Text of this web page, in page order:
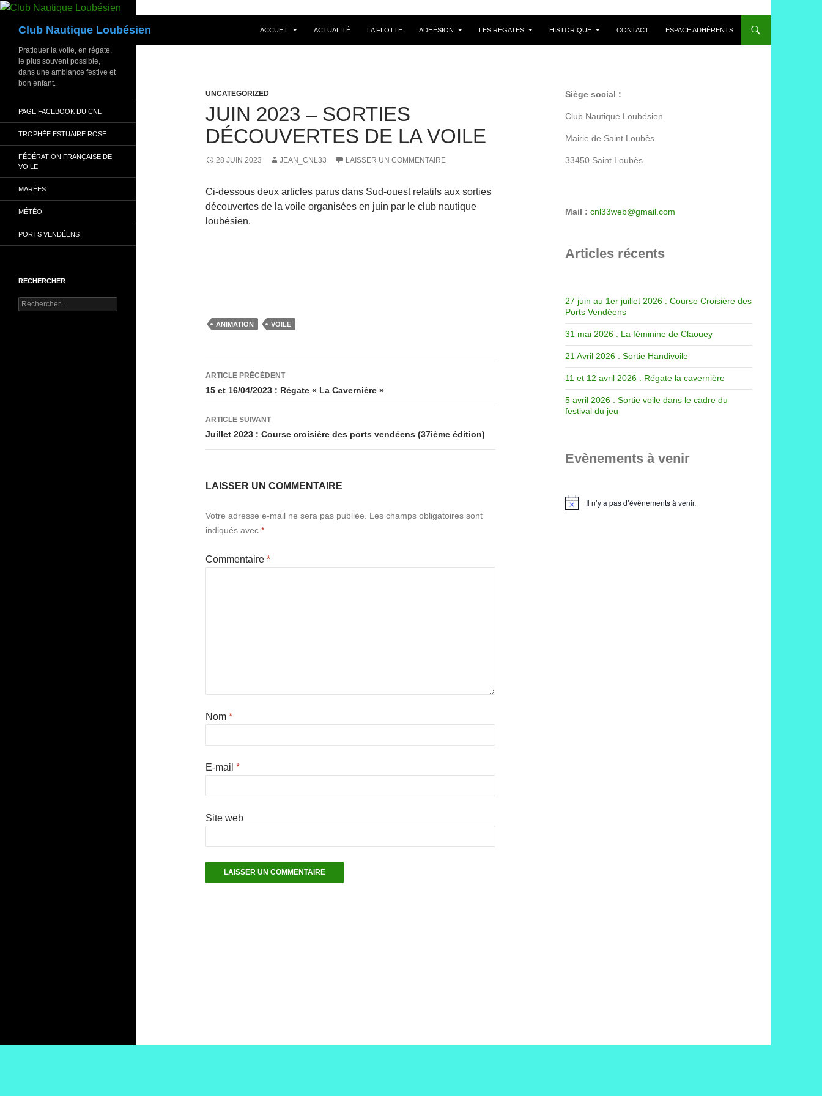
Aller
contenuClub Nautique Loubésien ACCUEIL ACTUALITÉ LA FLOTTE ADHÉSION LES RÉGATES HISTORIQUE CONTACT ESPACE ADHÉRENTS
UNCATEGORIZED
JUIN 2023 – SORTIES
DÉCOUVERTES DE LA VOILE
28 JUIN 2023 JEAN_CNL33 LAISSER UN COMMENTAIRE
Ci-dessous deux articles parus dans Sud-ouest relatifs aux sorties
découvertes de la voile organisées en juin par le club nautique
loubésien.
ANIMATION VOILE
Navigation
des
articles
ARTICLE PRÉCÉDENT
15 et 16/04/2023 : Régate « La Cavernière »
ARTICLE SUIVANT
Juillet 2023 : Course croisière des ports vendéens (37ième édition)
LAISSER UN COMMENTAIRE
Votre adresse e-mail ne sera pas publiée.
Les champs obligatoires sont
indiqués avec *
Commentaire *
Nom *
E-mail *
Site web
Siège social :
Club Nautique Loubésien
Mairie de Saint Loubès
33450 Saint Loubès
Mail : cnl33web@gmail.com
Articles récents
27 juin au 1er juillet 2026 : Course Croisière des
Ports Vendéens
31 mai 2026 : La féminine de Claouey
21 Avril 2026 : Sortie Handivoile
11 et 12 avril 2026 : Régate la cavernière
5 avril 2026 : Sortie voile dans le cadre du
festival du jeu
Evènements à venir
Notice Il n’y a pas d’évènements à venir.
Pratiquer la voile, en régate,
le plus souvent possible,
dans une ambiance festive et
bon enfant.
PAGE FACEBOOK DU CNL
TROPHÉE ESTUAIRE ROSE
FÉDÉRATION FRANÇAISE DE
VOILE
MARÉES
MÉTÉO
PORTS VENDÉENS
RECHERCHER
Rechercher :